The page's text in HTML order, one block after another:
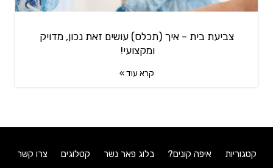
צביעת בית – איך (תכלס) עושים זאת נכון, מדויק
ומקצועי!
קרא עוד »
קטגוריות איפה קונים? בלוג פאר נשר קטלוגים צרו קשר